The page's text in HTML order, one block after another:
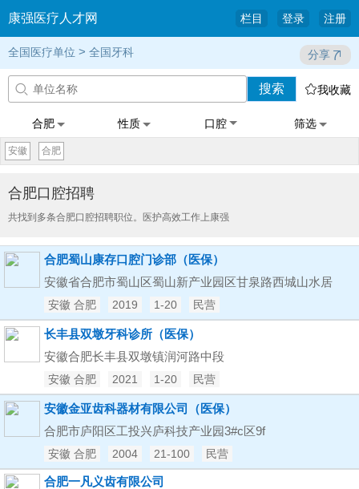
康强医疗人才网 栏目 登录 注册
全国医疗单位 > 全国牙科 分享
 搜索 我收藏
合肥 性质 口腔 筛选
安徽 合肥
合肥口腔招聘
共找到多条合肥口腔招聘职位。医护高效工作上康强
合肥蜀山康存口腔门诊部（医保）
安徽省合肥市蜀山区蜀山新产业园区甘泉路西城山水居
安徽 合肥 2019 1-20 民营
长丰县双墩牙科诊所（医保）
安徽合肥长丰县双墩镇润河路中段
安徽 合肥 2021 1-20 民营
安徽金亚齿科器材有限公司（医保）
合肥市庐阳区工投兴庐科技产业园3#c区9f
安徽 合肥 2004 21-100 民营
合肥一凡义齿有限公司